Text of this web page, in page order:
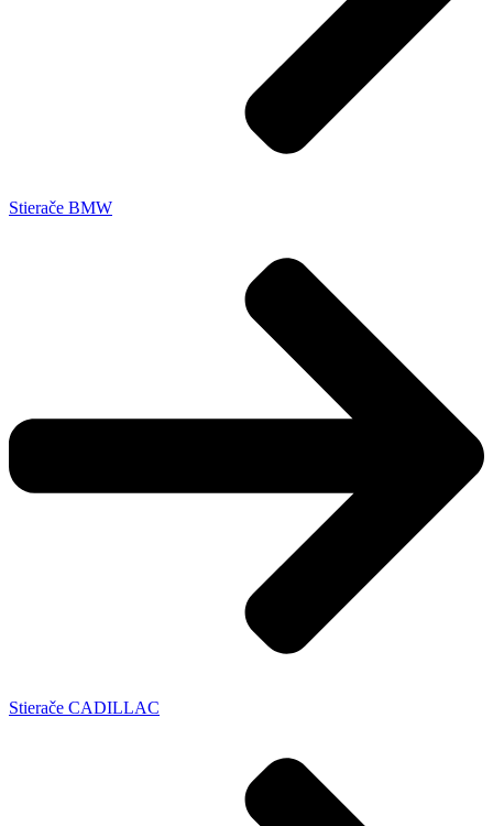
Stierače BMW
Stierače CADILLAC